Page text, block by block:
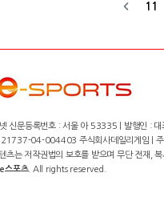
11
신문등록번호 : 서울 아 53335 | 발행인 :
04-004403 주식회사데일리게임 |
츠는 저작권법의 보호를 받으며 무단 전재,
스포츠. All rights reserved.